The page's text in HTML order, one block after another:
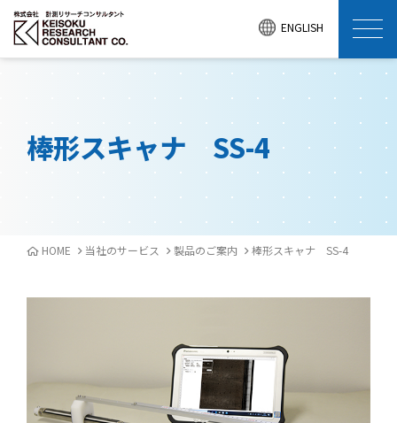
ENGLISH
棒形スキャナ SS-4
HOME 当社のサービス 製品のご案内 棒形スキャナ SS-4